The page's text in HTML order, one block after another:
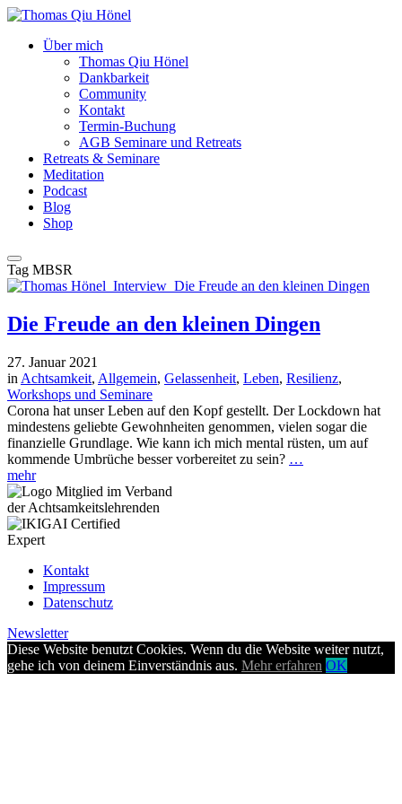
Über mich
Thomas Qiu Hönel
Dankbarkeit
Community
Kontakt
Termin-Buchung
AGB Seminare und Retreats
Retreats & Seminare
Meditation
Podcast
Blog
Shop
Tag MBSR
Die Freude an den kleinen Dingen
27. Januar 2021
in Achtsamkeit, Allgemein, Gelassenheit, Leben, Resilienz,
Workshops und Seminare
Corona hat unser Leben auf den Kopf gestellt. Der Lockdown hat
mindestens geliebte Gewohnheiten genommen, vielen sogar die
finanzielle Grundlage. Wie kann ich mich mental rüsten, um auf
kommende Umbrüche besser vorbereitet zu sein? …
mehr
Kontakt
Impressum
Datenschutz
Newsletter
Diese Website benutzt Cookies. Wenn du die Website weiter nutzt,
gehe ich von deinem Einverständnis aus. Mehr erfahren OK